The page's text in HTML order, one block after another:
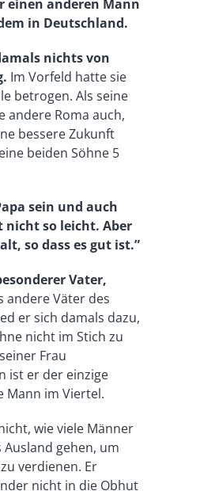
einen anderen Mann
in Deutschland.
nichts von
Im Vorfeld hatte sie
betrogen. Als seine
andere Roma auch,
bessere Zukunft
beiden Söhne 5
sein und auch
nicht so leicht. Aber
so dass es gut ist.”
Vater,
andere Väter des
er sich damals dazu,
nicht im Stich zu
Frau
ist er der einzige
Mann im Viertel.
wie viele Männer
Ausland gehen, um
verdienen. Er
nicht in die Obhut